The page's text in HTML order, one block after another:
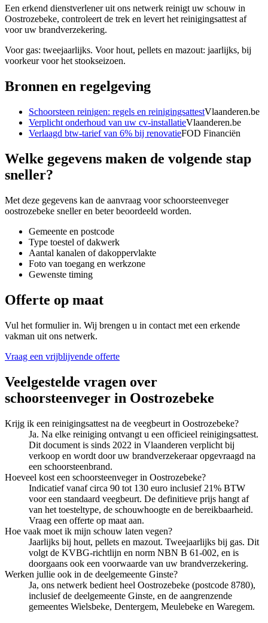
Een erkend dienstverlener uit ons netwerk reinigt uw schouw in
Oostrozebeke, controleert de trek en levert het reinigingsattest af
voor uw brandverzekering.
Voor gas: tweejaarlijks. Voor hout, pellets en mazout: jaarlijks, bij
voorkeur voor het stookseizoen.
Bronnen en regelgeving
Schoorsteen reinigen: regels en reinigingsattestVlaanderen.be
Verplicht onderhoud van uw cv-installatieVlaanderen.be
Verlaagd btw-tarief van 6% bij renovatieFOD Financiën
Welke gegevens maken de volgende stap
sneller?
Met deze gegevens kan de aanvraag voorschoorsteenveger
oostrozebeke sneller en beter beoordeeld worden.
Gemeente en postcode
Type toestel of dakwerk
Aantal kanalen of dakoppervlakte
Foto van toegang en werkzone
Gewenste timing
Offerte op maat
Vul het formulier in. Wij brengen u in contact met een erkende
vakman uit ons netwerk.
Vraag een vrijblijvende offerte
Veelgestelde vragen over
schoorsteenveger in Oostrozebeke
Krijg ik een reinigingsattest na de veegbeurt in Oostrozebeke?
Ja. Na elke reiniging ontvangt u een officieel reinigingsattest.
Dit document is sinds 2022 in Vlaanderen verplicht bij
verkoop en wordt door uw brandverzekeraar opgevraagd na
een schoorsteenbrand.
Hoeveel kost een schoorsteenveger in Oostrozebeke?
Indicatief vanaf circa 90 tot 130 euro inclusief 21% BTW
voor een standaard veegbeurt. De definitieve prijs hangt af
van het toesteltype, de schouwhoogte en de bereikbaarheid.
Vraag een offerte op maat aan.
Hoe vaak moet ik mijn schouw laten vegen?
Jaarlijks bij hout, pellets en mazout. Tweejaarlijks bij gas. Dit
volgt de KVBG-richtlijn en norm NBN B 61-002, en is
doorgaans ook een voorwaarde van uw brandverzekering.
Werken jullie ook in de deelgemeente Ginste?
Ja, ons netwerk bedient heel Oostrozebeke (postcode 8780),
inclusief de deelgemeente Ginste, en de aangrenzende
gemeentes Wielsbeke, Dentergem, Meulebeke en Waregem.